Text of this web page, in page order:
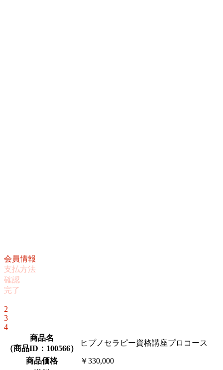
会員情報
支払方法
確認
完了
2
3
4
商品名
（商品ID：100566）
ヒプノセラピー資格講座プロコース
商品価格
￥330,000